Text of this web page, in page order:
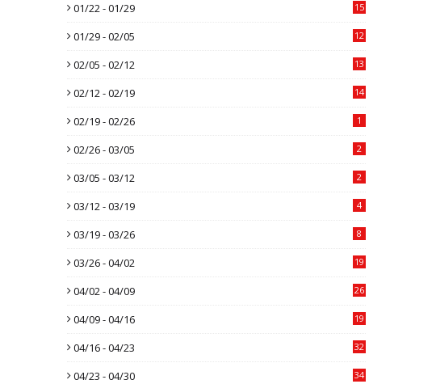
01/22 - 01/29 15
01/29 - 02/05 12
02/05 - 02/12 13
02/12 - 02/19 14
02/19 - 02/26 1
02/26 - 03/05 2
03/05 - 03/12 2
03/12 - 03/19 4
03/19 - 03/26 8
03/26 - 04/02 19
04/02 - 04/09 26
04/09 - 04/16 19
04/16 - 04/23 32
04/23 - 04/30 34